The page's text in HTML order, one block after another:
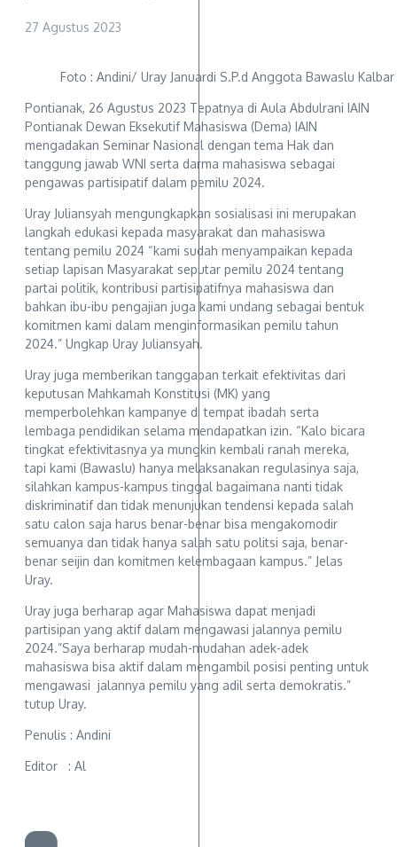
27 Agustus 2023
Foto : Andini/ Uray Januardi S.P.d Anggota Bawaslu Kalbar
Pontianak, 26 Agustus 2023 Tepatnya di Aula Abdulrani IAIN
Pontianak Dewan Eksekutif Mahasiswa (Dema) IAIN
mengadakan Seminar Nasional dengan tema Hak dan
tanggung jawab WNI serta darma mahasiswa sebagai
pengawas partisipatif dalam pemilu 2024.
Uray Juliansyah mengungkapkan sosialisasi ini merupakan
langkah edukasi kepada masyarakat dan mahasiswa
tentang pemilu 2024 “kami sudah menyampaikan kepada
setiap lapisan Masyarakat seputar pemilu 2024 tentang
partai politik, kontribusi partisipatifnya mahasiswa dan
bahkan ibu-ibu pengajian juga kami undang sebagai bentuk
komitmen kami dalam menginformasikan pemilu tahun
2024.” Ungkap Uray Juliansyah.
Uray juga memberikan tanggapan terkait efektivitas dari
keputusan Mahkamah Konstitusi (MK) yang
memperbolehkan kampanye di tempat ibadah serta
lembaga pendidikan selama mendapatkan izin. “Kalo bicara
tingkat efektivitasnya ya mungkin kembali ranah mereka,
tapi kami (Bawaslu) hanya melaksanakan regulasinya saja,
silahkan kampus-kampus tinggal bagaimana nanti tidak
diskriminatif dan tidak menunjukan tendensi kepada salah
satu calon saja harus benar-benar bisa mengakomodir
semuanya dan tidak hanya salah satu politsi saja, benar-
benar seijin dan komitmen kelembagaan kampus.” Jelas
Uray.
Uray juga berharap agar Mahasiswa dapat menjadi
partisipan yang aktif dalam mengawasi jalannya pemilu
2024.”Saya berharap mudah-mudahan adek-adek
mahasiswa bisa aktif dalam mengambil posisi penting untuk
mengawasi jalannya pemilu yang adil serta demokratis.”
tutup Uray.
Penulis : Andini
Editor : Al